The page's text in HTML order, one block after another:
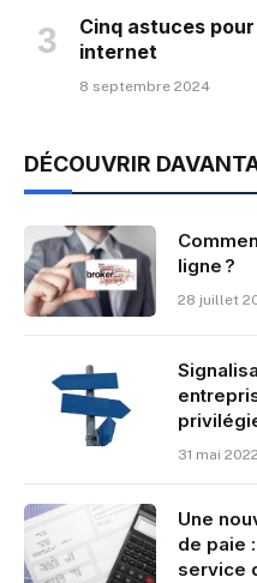
Cinq astuces
internet
8 septembre 2024
DÉCOUVRIR
ligne ?
28 juillet
31 mai 2022
Une
de paie
service